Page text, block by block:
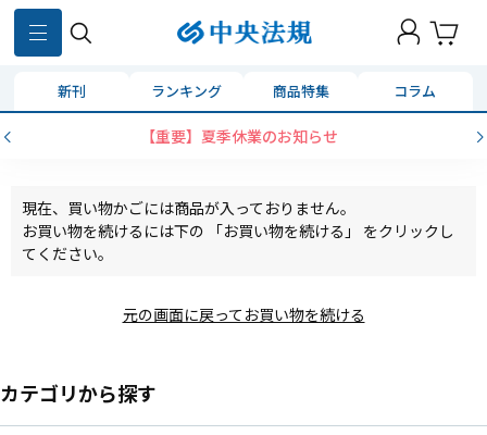
新刊 ランキング 商品特集 コラム
【重要】夏季休業のお知らせ
現在、買い物かごには商品が入っておりません。
お買い物を続けるには下の 「お買い物を続ける」 をクリックし
てください。
元の画面に戻ってお買い物を続ける
カテゴリから探す